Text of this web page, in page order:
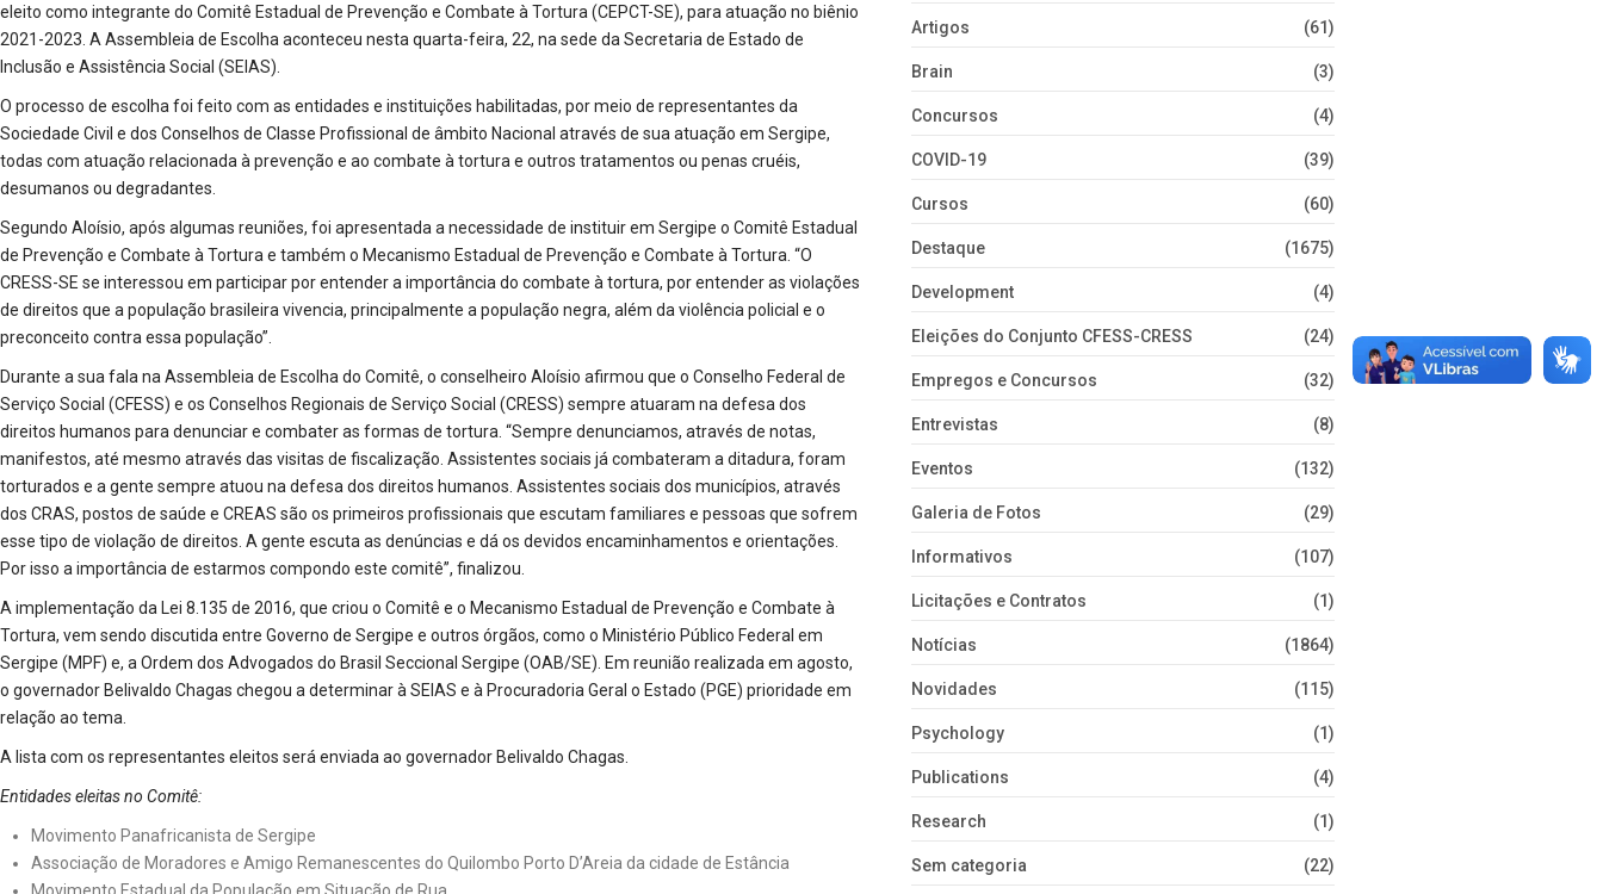
eleito como integrante do Comitê Estadual de Prevenção e Combate à Tortura (CEPCT-SE), para atuação no biênio
2021-2023. A Assembleia de Escolha aconteceu nesta quarta-feira, 22, na sede da Secretaria de Estado de
Inclusão e Assistência Social (SEIAS).
O processo de escolha foi feito com as entidades e instituições habilitadas, por meio de representantes da
Sociedade Civil e dos Conselhos de Classe Profissional de âmbito Nacional através de sua atuação em Sergipe,
todas com atuação relacionada à prevenção e ao combate à tortura e outros tratamentos ou penas cruéis,
desumanos ou degradantes.
Segundo Aloísio, após algumas reuniões, foi apresentada a necessidade de instituir em Sergipe o Comitê Estadual
de Prevenção e Combate à Tortura e também o Mecanismo Estadual de Prevenção e Combate à Tortura. “O
CRESS-SE se interessou em participar por entender a importância do combate à tortura, por entender as violações
de direitos que a população brasileira vivencia, principalmente a população negra, além da violência policial e o
preconceito contra essa população”.
Durante a sua fala na Assembleia de Escolha do Comitê, o conselheiro Aloísio afirmou que o Conselho Federal de
Serviço Social (CFESS) e os Conselhos Regionais de Serviço Social (CRESS) sempre atuaram na defesa dos
direitos humanos para denunciar e combater as formas de tortura. “Sempre denunciamos, através de notas,
manifestos, até mesmo através das visitas de fiscalização. Assistentes sociais já combateram a ditadura, foram
torturados e a gente sempre atuou na defesa dos direitos humanos. Assistentes sociais dos municípios, através
dos CRAS, postos de saúde e CREAS são os primeiros profissionais que escutam familiares e pessoas que sofrem
esse tipo de violação de direitos. A gente escuta as denúncias e dá os devidos encaminhamentos e orientações.
Por isso a importância de estarmos compondo este comitê”, finalizou.
A implementação da Lei 8.135 de 2016, que criou o Comitê e o Mecanismo Estadual de Prevenção e Combate à
Tortura, vem sendo discutida entre Governo de Sergipe e outros órgãos, como o Ministério Público Federal em
Sergipe (MPF) e, a Ordem dos Advogados do Brasil Seccional Sergipe (OAB/SE). Em reunião realizada em agosto,
o governador Belivaldo Chagas chegou a determinar à SEIAS e à Procuradoria Geral o Estado (PGE) prioridade em
relação ao tema.
A lista com os representantes eleitos será enviada ao governador Belivaldo Chagas.
Entidades eleitas no Comitê:
Movimento Panafricanista de Sergipe
Associação de Moradores e Amigo Remanescentes do Quilombo Porto D’Areia da cidade de Estância
Artigos (61)
Brain (3)
Concursos (4)
COVID-19 (39)
Cursos (60)
Destaque (1675)
Development (4)
Eleições do Conjunto CFESS-CRESS (24)
Empregos e Concursos (32)
Entrevistas (8)
Eventos (132)
Galeria de Fotos (29)
Informativos (107)
Licitações e Contratos (1)
Notícias (1864)
Novidades (115)
Psychology (1)
Publications (4)
Research (1)
Sem categoria (22)